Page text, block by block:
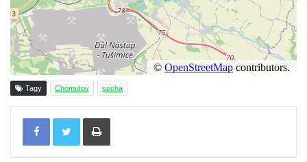
kostela svatého Mikuláše v Českých
Budějovicích
Socha svatého Jana Nepomuckého u
kostela svaté Rodiny v Českých
Budějovicích
náměstí v Českých Budějovicích
Socha Tornádo v parku na Senovážném
náměstí v Českých Budějovicích
Tagy Chomutov socha
Tisknout